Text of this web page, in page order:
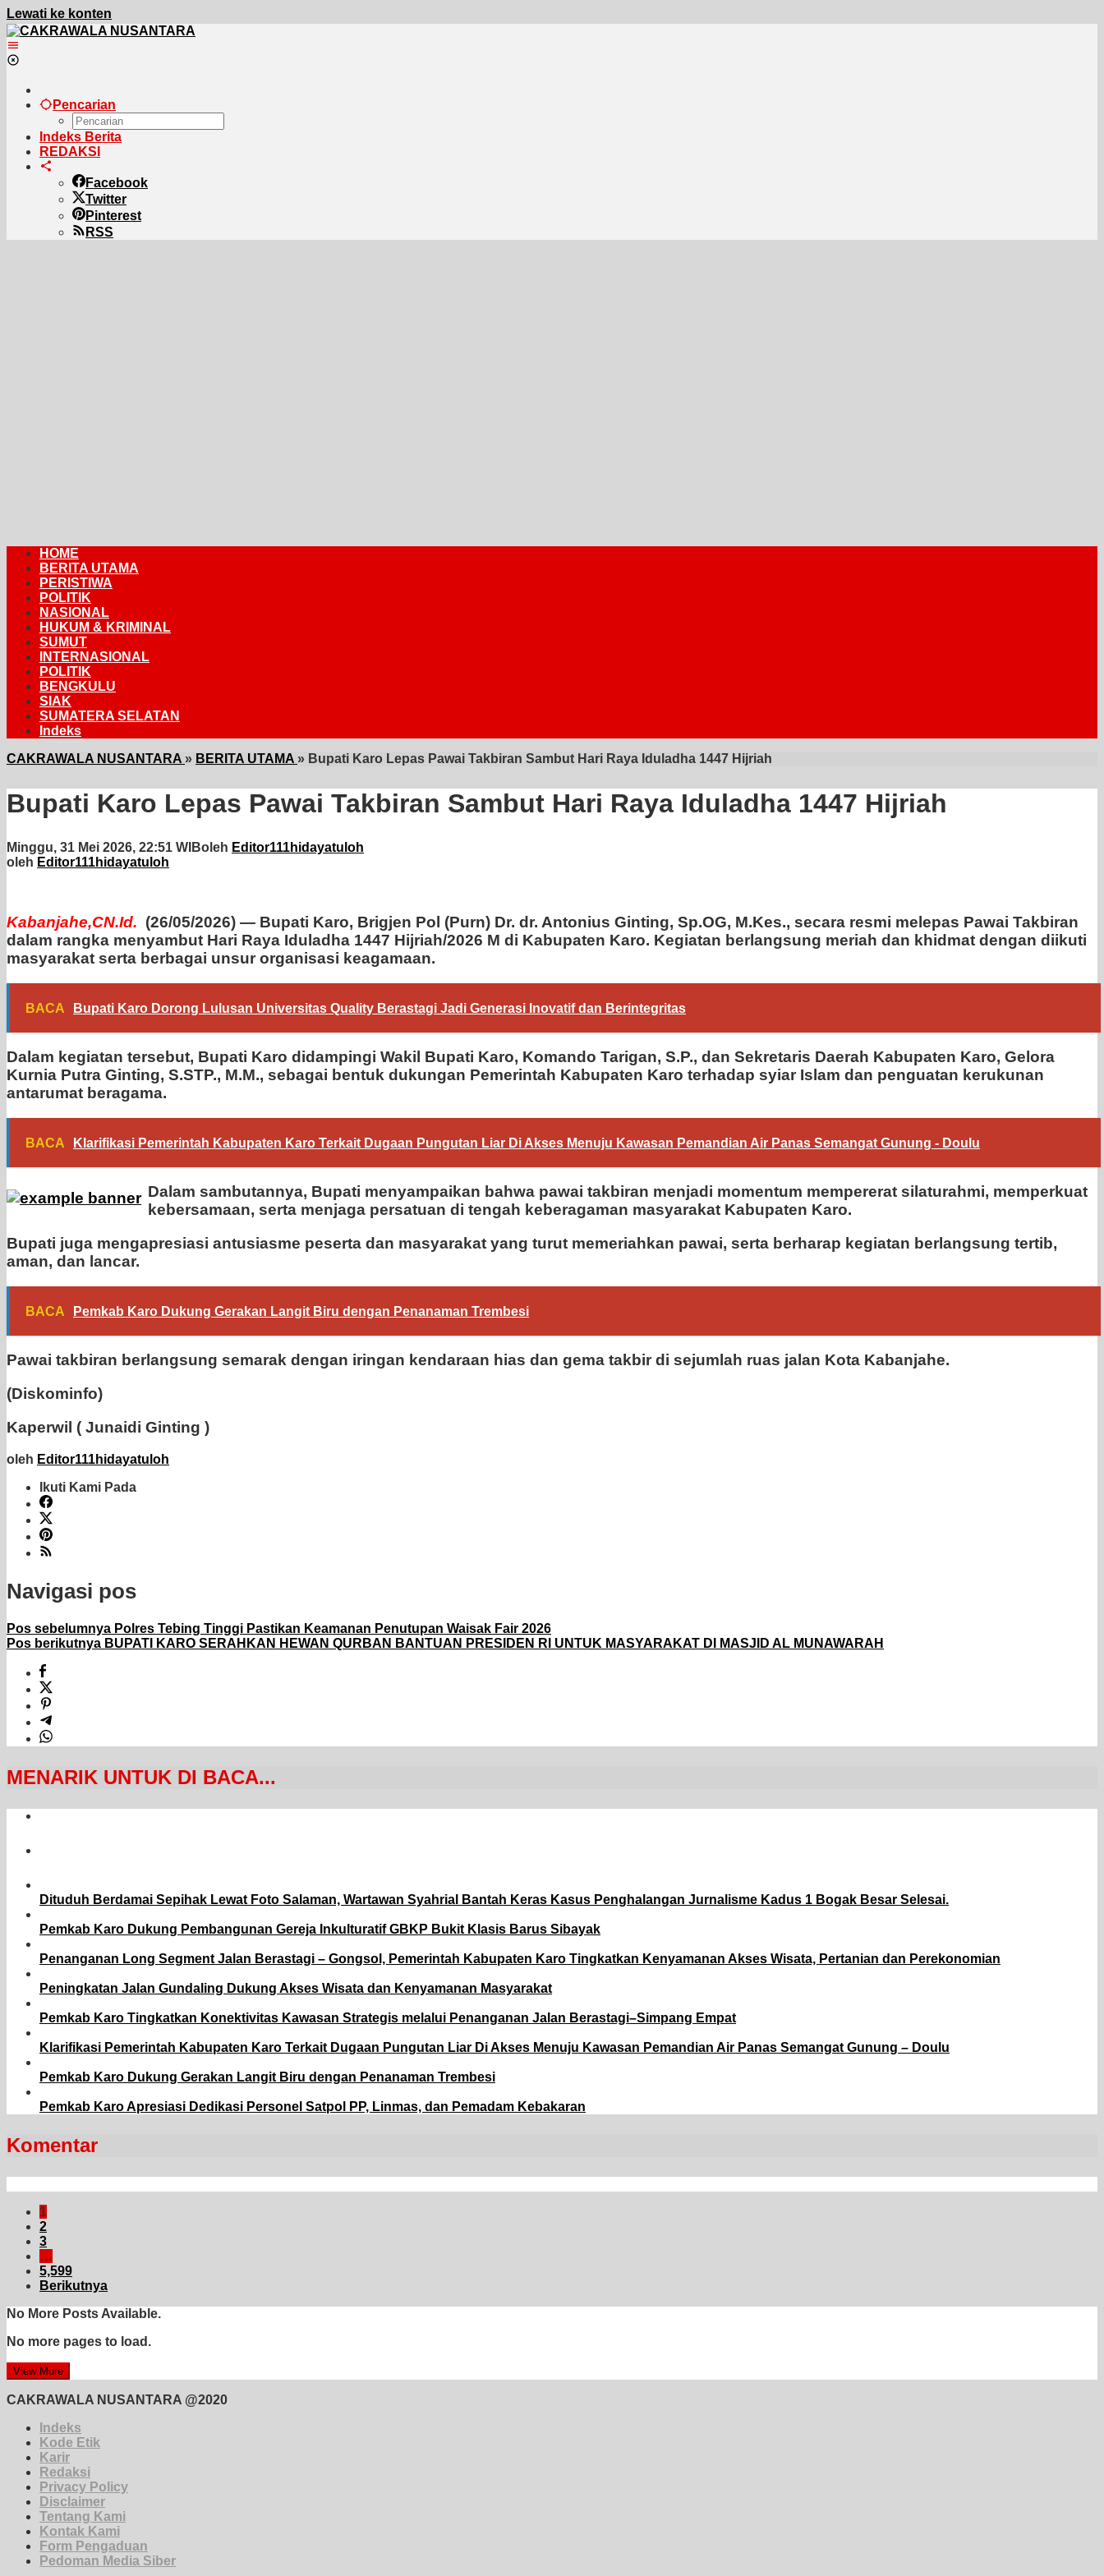
Lewati ke konten
Pencarian
Indeks Berita
REDAKSI
Facebook
Twitter
Pinterest
RSS
HOME
BERITA UTAMA
PERISTIWA
POLITIK
NASIONAL
HUKUM & KRIMINAL
SUMUT
INTERNASIONAL
POLITIK
BENGKULU
SIAK
SUMATERA SELATAN
Indeks
CAKRAWALA NUSANTARA » BERITA UTAMA » Bupati Karo Lepas Pawai Takbiran Sambut Hari Raya Iduladha 1447 Hijriah
Bupati Karo Lepas Pawai Takbiran Sambut Hari Raya Iduladha 1447 Hijriah
Minggu, 31 Mei 2026, 22:51 WIBoleh Editor111hidayatuloh
oleh Editor111hidayatuloh
Kabanjahe,CN.Id. (26/05/2026) — Bupati Karo, Brigjen Pol (Purn) Dr. dr. Antonius Ginting, Sp.OG, M.Kes., secara resmi melepas Pawai Takbiran
dalam rangka menyambut Hari Raya Iduladha 1447 Hijriah/2026 M di Kabupaten Karo. Kegiatan berlangsung meriah dan khidmat dengan diikuti
masyarakat serta berbagai unsur organisasi keagamaan.
BACA Bupati Karo Dorong Lulusan Universitas Quality Berastagi Jadi Generasi Inovatif dan Berintegritas
Dalam kegiatan tersebut, Bupati Karo didampingi Wakil Bupati Karo, Komando Tarigan, S.P., dan Sekretaris Daerah Kabupaten Karo, Gelora
Kurnia Putra Ginting, S.STP., M.M., sebagai bentuk dukungan Pemerintah Kabupaten Karo terhadap syiar Islam dan penguatan kerukunan
antarumat beragama.
BACA Klarifikasi Pemerintah Kabupaten Karo Terkait Dugaan Pungutan Liar Di Akses Menuju Kawasan Pemandian Air Panas Semangat Gunung - Doulu
Dalam sambutannya, Bupati menyampaikan bahwa pawai takbiran menjadi momentum mempererat silaturahmi, memperkuat
kebersamaan, serta menjaga persatuan di tengah keberagaman masyarakat Kabupaten Karo.
Bupati juga mengapresiasi antusiasme peserta dan masyarakat yang turut memeriahkan pawai, serta berharap kegiatan berlangsung tertib,
aman, dan lancar.
BACA Pemkab Karo Dukung Gerakan Langit Biru dengan Penanaman Trembesi
Pawai takbiran berlangsung semarak dengan iringan kendaraan hias dan gema takbir di sejumlah ruas jalan Kota Kabanjahe.
(Diskominfo)
Kaperwil ( Junaidi Ginting )
oleh Editor111hidayatuloh
Ikuti Kami Pada
Navigasi pos
Pos sebelumnya Polres Tebing Tinggi Pastikan Keamanan Penutupan Waisak Fair 2026
Pos berikutnya BUPATI KARO SERAHKAN HEWAN QURBAN BANTUAN PRESIDEN RI UNTUK MASYARAKAT DI MASJID AL MUNAWARAH
MENARIK UNTUK DI BACA...
Dituduh Berdamai Sepihak Lewat Foto Salaman, Wartawan Syahrial Bantah Keras Kasus Penghalangan Jurnalisme Kadus 1 Bogak Besar Selesai.
Pemkab Karo Dukung Pembangunan Gereja Inkulturatif GBKP Bukit Klasis Barus Sibayak
Penanganan Long Segment Jalan Berastagi – Gongsol, Pemerintah Kabupaten Karo Tingkatkan Kenyamanan Akses Wisata, Pertanian dan Perekonomian
Peningkatan Jalan Gundaling Dukung Akses Wisata dan Kenyamanan Masyarakat
Pemkab Karo Tingkatkan Konektivitas Kawasan Strategis melalui Penanganan Jalan Berastagi–Simpang Empat
Klarifikasi Pemerintah Kabupaten Karo Terkait Dugaan Pungutan Liar Di Akses Menuju Kawasan Pemandian Air Panas Semangat Gunung – Doulu
Pemkab Karo Dukung Gerakan Langit Biru dengan Penanaman Trembesi
Pemkab Karo Apresiasi Dedikasi Personel Satpol PP, Linmas, dan Pemadam Kebakaran
Komentar
1
2
3
…
5,599
Berikutnya
No More Posts Available.
No more pages to load.
View More
CAKRAWALA NUSANTARA @2020
Indeks
Kode Etik
Karir
Redaksi
Privacy Policy
Disclaimer
Tentang Kami
Kontak Kami
Form Pengaduan
Pedoman Media Siber